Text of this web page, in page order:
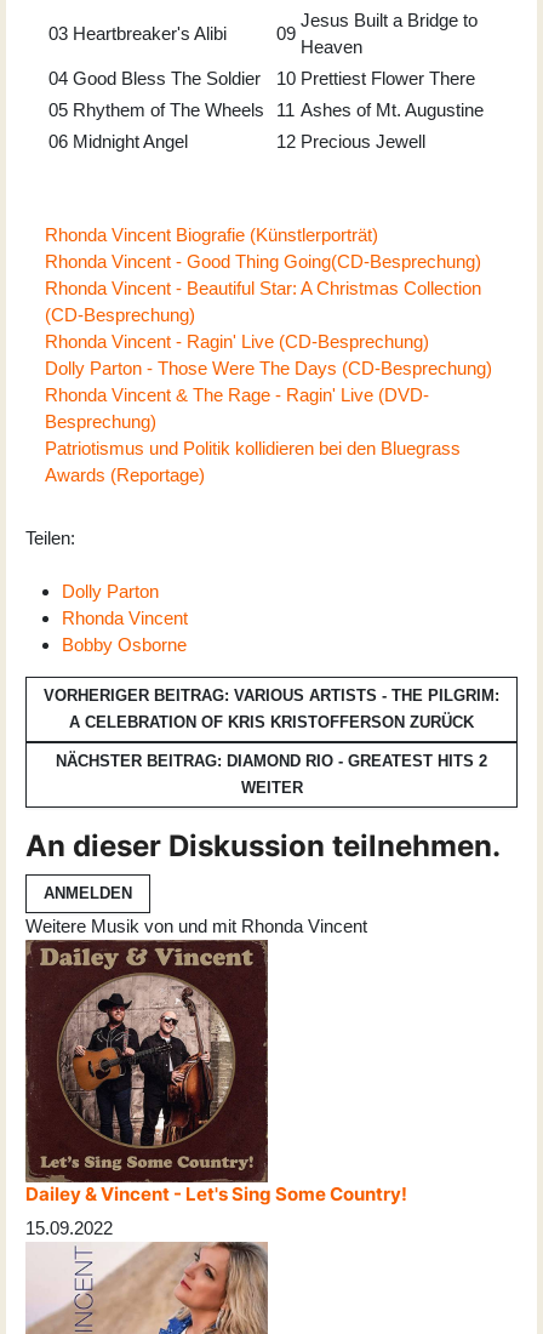
03 Heartbreaker's Alibi 09
Jesus Built a Bridge to
Heaven
04 Good Bless The Soldier 10 Prettiest Flower There
05 Rhythem of The Wheels 11 Ashes of Mt. Augustine
06 Midnight Angel 12 Precious Jewell
Rhonda Vincent Biografie (Künstlerporträt)
Rhonda Vincent - Good Thing Going(CD-Besprechung)
Rhonda Vincent - Beautiful Star: A Christmas Collection
(CD-Besprechung)
Rhonda Vincent - Ragin' Live (CD-Besprechung)
Dolly Parton - Those Were The Days (CD-Besprechung)
Rhonda Vincent & The Rage - Ragin' Live (DVD-
Besprechung)
Patriotismus und Politik kollidieren bei den Bluegrass
Awards (Reportage)
Teilen:
Dolly Parton
Rhonda Vincent
Bobby Osborne
VORHERIGER BEITRAG: VARIOUS ARTISTS - THE PILGRIM:
A CELEBRATION OF KRIS KRISTOFFERSON ZURÜCK
NÄCHSTER BEITRAG: DIAMOND RIO - GREATEST HITS 2
WEITER
An dieser Diskussion teilnehmen.
ANMELDEN
Weitere Musik von und mit Rhonda Vincent
Dailey & Vincent - Let's Sing Some Country!
15.09.2022